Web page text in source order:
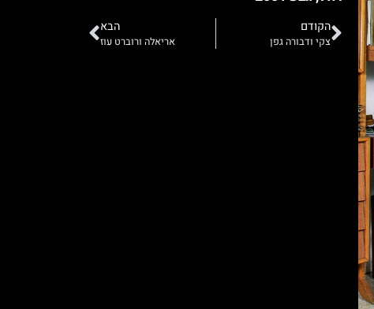
הקודם
צקי ודבורה גפן
הבא
אריאלה ורוברט עוז